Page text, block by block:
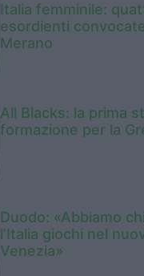
Italia femminile:
esordienti
Merano
All Blacks: la prima
formazione per la
Duodo: «Abbiamo
l’Italia giochi nel
Venezia»